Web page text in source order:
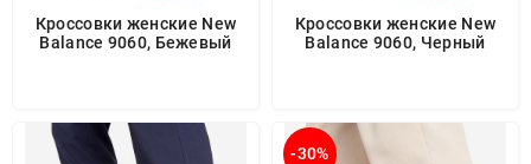
Кроссовки женские New
Balance 9060, Бежевый
Кроссовки женские New
Balance 9060, Черный
-30%